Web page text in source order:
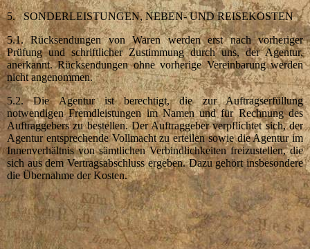
5. SONDERLEISTUNGEN, NEBEN- UND REISEKOSTEN
5.1. Rücksendungen von Waren werden erst nach vorheriger
Prüfung und schriftlicher Zustimmung durch uns, der Agentur,
anerkannt. Rücksendungen ohne vorherige Vereinbarung werden
nicht angenommen.
5.2. Die Agentur ist berechtigt, die zur Auftragserfüllung
notwendigen Fremdleistungen im Namen und für Rechnung des
Auftraggebers zu bestellen. Der Auftraggeber verpflichtet sich, der
Agentur entsprechende Vollmacht zu erteilen sowie die Agentur im
Innenverhältnis von sämtlichen Verbindlichkeiten freizustellen, die
sich aus dem Vertragsabschluss ergeben. Dazu gehört insbesondere
die Übernahme der Kosten.